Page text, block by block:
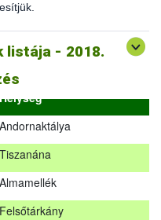
listája - 2018.
szakirányítást érintő
alkalmazásáról szóló
Helység
Andornaktálya
Tiszanána
Almamellék
Felsőtárkány
szeptember 19-én
vizsgát sikeresen